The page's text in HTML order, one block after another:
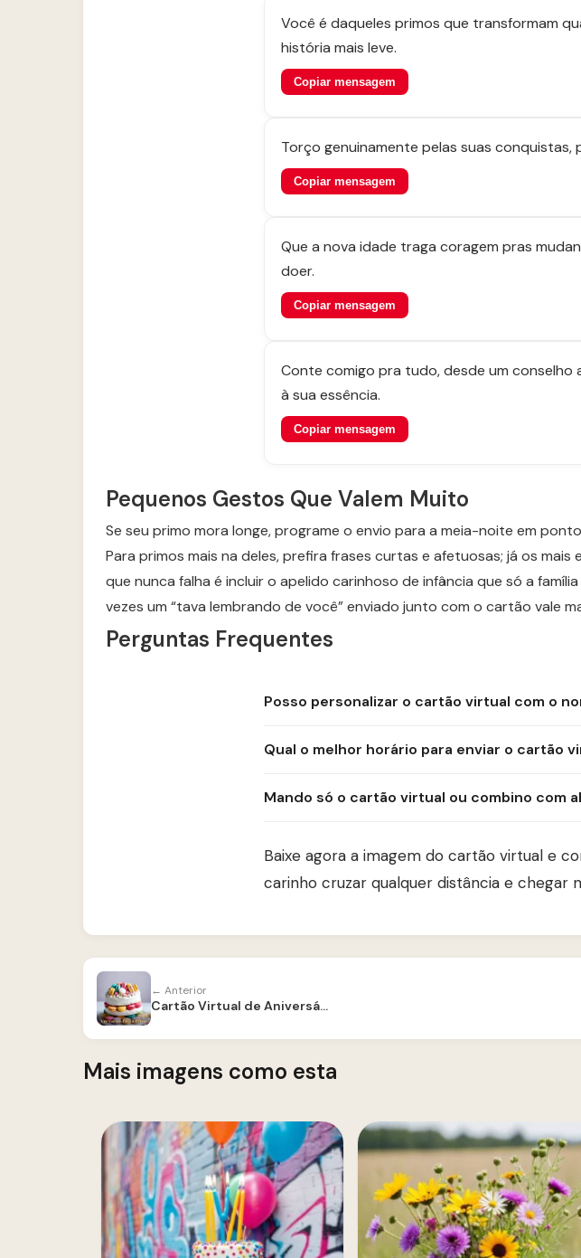
Você é daqueles primos que transformam
história mais leve.
Copiar mensagem
Torço genuinamente pelas suas
Copiar mensagem
Que a nova idade traga coragem pras
doer.
Copiar mensagem
Conte comigo pra tudo, desde um conselho
à sua essência.
Copiar mensagem
Pequenos Gestos Que Valem Muito
Se seu primo mora longe, programe o envio para a meia-noite em
Para primos mais na deles, prefira frases curtas e afetuosas; já os
que nunca falha é incluir o apelido carinhoso de infância que só a
vezes um “tava lembrando de você” enviado junto com o cartão vale
Perguntas Frequentes
Posso personalizar o cartão virtual com o
Qual o melhor horário para enviar o cartão
Mando só o cartão virtual ou combino com
Baixe agora a imagem do cartão virtual e
carinho cruzar qualquer distância e chegar
← Anterior
Cartão Virtual de Aniversário para Prima
Mais imagens como esta